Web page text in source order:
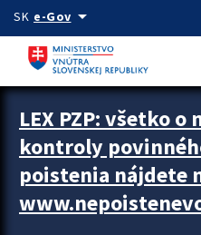
Preskocit na hlavný obsah
SK e-Govarrow_drop_down
Zastavit automatický posun
LEX PZP: všetko
kontroly
poistenia nájdete